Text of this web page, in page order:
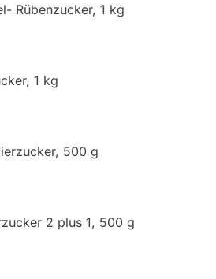
Rübenzucker, 1 kg
1 kg
500 g
2 plus 1, 500 g